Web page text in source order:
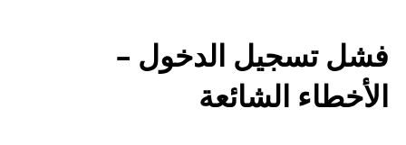
فشل تسجيل الدخول –
الأخطاء الشائعة